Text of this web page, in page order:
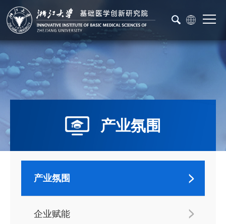
产业氛围
产业氛围
企业赋能